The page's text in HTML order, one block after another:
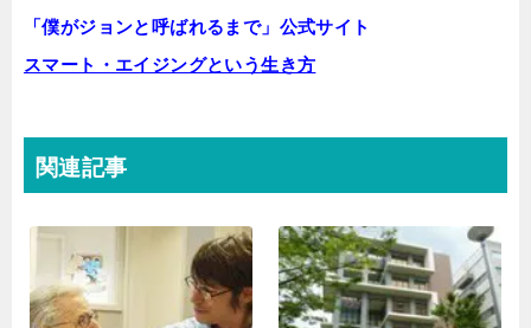
「僕がジョンと呼ばれるまで」公式サイト
スマート・エイジングという生き方
関連記事